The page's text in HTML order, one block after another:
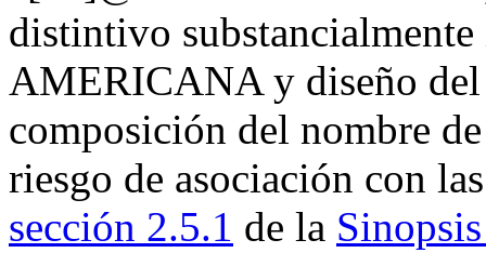
distintivo
AMERICANA y diseño del
composición del nombre
riesgo de asociación con
sección 2.5.1 de la